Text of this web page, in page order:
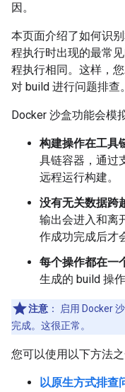
因。
本页面介绍了如何识
程执行时出现的最常
程执行相同。这样，
对 build 进行问题排查。
Docker 沙盒功能会模
构建操作在工具
具链容器，通过
远程运行构建。
没有无关数据跨
输出会进入和离
作成功完成后才
每个操作都在一
生成的 build 操
注意 ：
启用 Docker
完成。这很正常。
您可以使用以下方法
以原生方式排查